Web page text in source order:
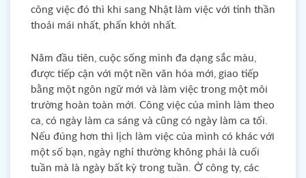
công việc đó thì khi sang Nhật làm việc với tinh thần
thoải mái nhất, phấn khởi nhất.
Năm đầu tiên, cuộc sống mình đa dạng sắc màu,
được tiếp cận với một nền văn hóa mới, giao tiếp
bằng một ngôn ngữ mới và làm việc trong một môi
trường hoàn toàn mới. Công việc của mình làm theo
ca, có ngày làm ca sáng và cũng có ngày làm ca tối.
Nếu đúng hơn thì lịch làm việc của mình có khác với
một số bạn, ngày nghỉ thường không phải là cuối
tuần mà là ngày bất kỳ trong tuần. Ở công ty, các